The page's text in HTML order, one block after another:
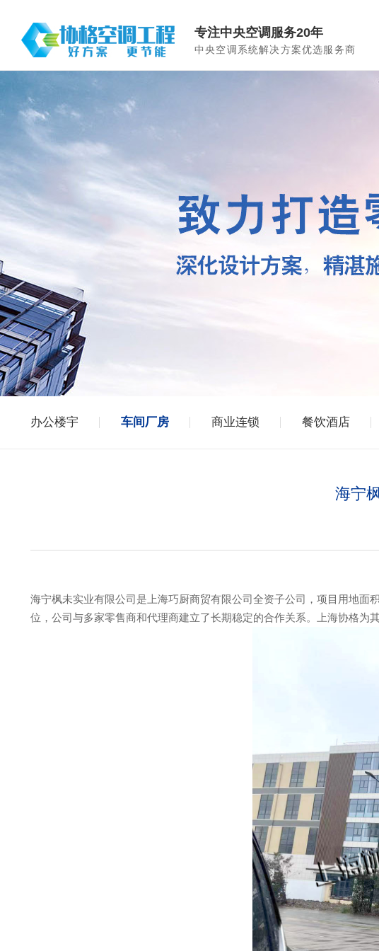
专注中央空调服务20年
中央空调系统解决方案优选服务商
办公楼宇 车间厂房 商业连锁 餐饮酒店
海宁
海宁枫未实业有限公司是上海巧厨商贸有限公司全资子公司，项目用地
位，公司与多家零售商和代理商建立了长期稳定的合作关系。上海协格为